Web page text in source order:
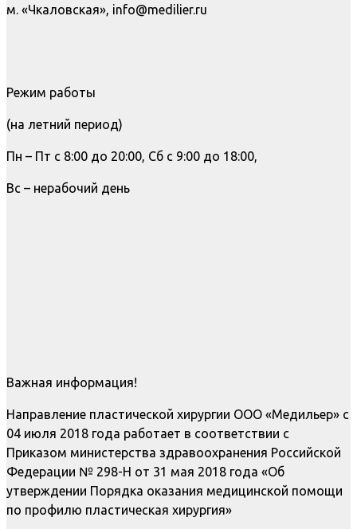
м. «Чкаловская», info@medilier.ru
Режим работы
(на летний период)
Пн – Пт с 8:00 до 20:00, Сб с 9:00 до 18:00,
Вс – нерабочий день
Важная информация!
Направление пластической хирургии ООО «Медильер» с
04 июля 2018 года работает в соответствии с
Приказом министерства здравоохранения Российской
Федерации № 298-Н от 31 мая 2018 года «Об
утверждении Порядка оказания медицинской помощи
по профилю пластическая хирургия»